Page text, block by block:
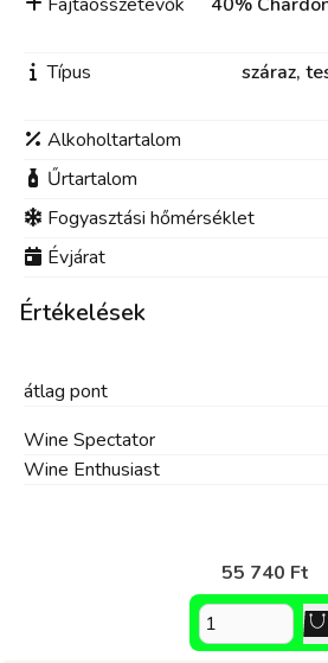
Típus
száraz,
Alkoholtartalom
Űrtartalom
Fogyasztási hőmérséklet
Évjárat
Értékelések
átlag pont
Wine Spectator
Wine Enthusiast
55 740 Ft